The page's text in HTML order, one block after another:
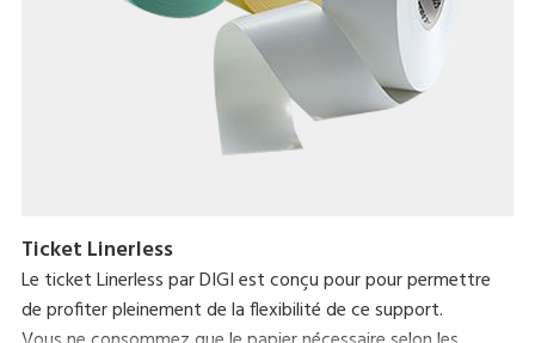
Ticket Linerless
Le ticket Linerless par DIGI est conçu pour pour permettre
de profiter pleinement de la flexibilité de ce support.